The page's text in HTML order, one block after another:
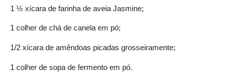
1 ½ xícara de farinha de aveia Jasmine;
1 colher de chá de canela em pó;
1/2 xícara de amêndoas picadas grosseiramente;
1 colher de sopa de fermento em pó.